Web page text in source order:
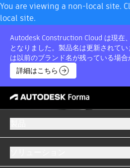
You are viewing a non-local site.
local site.
Autodesk Construction Cloud は現在
となりました。製品名は更新されて
は以前のブランド名が残っている場合
詳細はこちら